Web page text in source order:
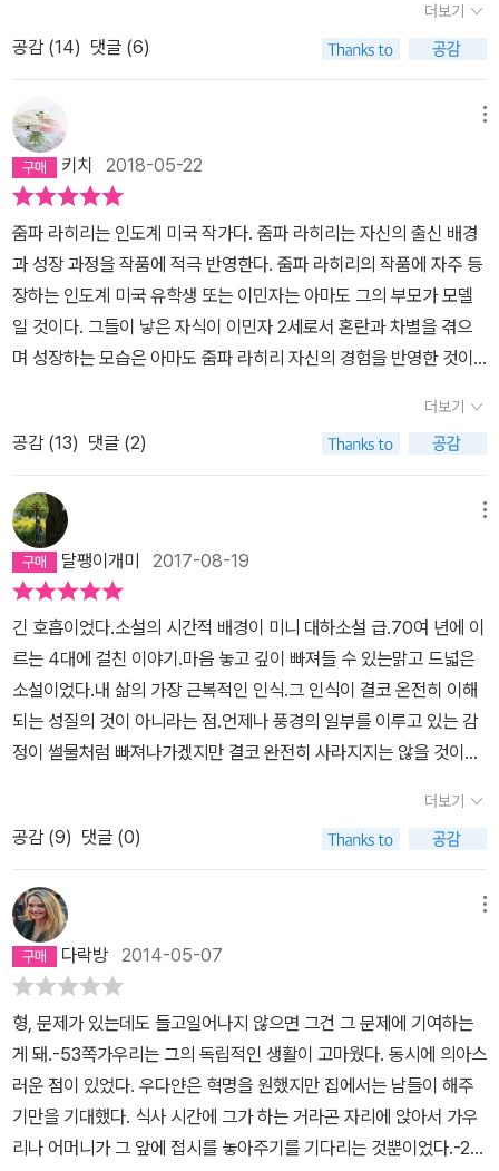
가 집으로 오자 자신의 부모는 가우리를 학대하고 아이가 태어나면
인 매력을 느꼈을 것이다. 아우가 죽자 물론 아우의 아이, 아우의 여자
에 대한 존중과 책임으로 결혼하지만, 그 역시 그녀와의 행복을 꿈꾸
고 있었을지 모른다. 그러나 이른 나이에 씻지 못할 상실을 경험한 그
녀는 형 수바시에게서 마음을 열지 못한다. 사랑하는 사람은 죽고, 아
기는 뱃속에 있었고, 의탁할 곳 없는 그녀가 택할 수 있는 선택은 자신
과의 결혼을 탐탁지 않게 여겼던 죽은 남편의 집에서 차가운 눈총을
받으며 아이를 낳을 때까지 캄캄한 어둠을 견디는 것 뿐이었다. 미국
에서 공부하던 수바시는 아우의 죽음을 전해듣고 죽음 같이 음울한
다. 수바시의 노력으로 가우리를 상실의 늪에서 건져올릴 수는 없다.
그만큼의 시간과 혼자만의 공간이 필요한 것이다. 그녀는 점점 책과
학문의 세계에 빠져든다. 처음에는 수바시가 다니는 대학의 도서관을
이용하다가, 차츰 청강을 하고, 그러다가 진짜 공부를 하게 되고 자신
의 방에서 자신의 세계에만 몰두할 수 있는 세계에 침잠하면서 그녀
의 딸 벨라를 등안시한다. 눈에 넣어도 아프지 않을 딸 아우의 딸이자
자신의 딸이고 또 가우리의 딸이기도 한 벨라를 혼자 두고 강의를 다
니거나 도서관을 다니는 것을 안 수바시는 크게 노하고 처음부터 아
무 것도 아니었던 둘의 사이는 더는 기대할 수 없는 상태로 치닫는다.
<스토너>를 읽을 때 답답했던 것처럼, <저지대>를 읽을 때에도 여자
가 조금만 마음을 열고 노력을 한다면 충분히 행복한 가정을 이룰 수
도 있었을 텐데 안타까운 생각이 들었다. 하지만 여자의 깊은 상실과
신할 수는 없을 인간의 감정을 알기에 여자를 이해할 수도 있었다.어
떠한 전망도 하기 힘든 현재의 순간만이 그녀의 이해의 범위를 벗어
났다. 그것은 자신의 어깨 바로 위처럼 눈에 보이지 않는 사각지대 같
은 것이었다. 시야에 생긴 공백 같은 것이었다. 하지만 미래는 눈에 보
였으며 감긴 실이 풀어지듯 계속 풀려 나갔다. 그녀는 그 미래에 눈을
감고 싶었다. 자기 앞에 놓인 날과 달들이 끝나 버리기를 바랐다. 그러
나 자신의 남은 생애는 계속해서 현재가 되어 나타났고 시간은 끊임
없이 증식했다. 그녀는 자신을 의지와는 반대로 미래를 예상할 수 밖
에 없었다. 그녀에게는 오늘 하루가 다음날로 이어지지 않기를 바라
는 열망이 있었다 .그러나 그것은 다음날로 이어 질 거라는 확신과 결
합된 열망이었다. 그것은 숨을 참고 멈추는 것과 같은 것이었다. 우다
얀이 저지대 속에서 그렇게 하려고 했었던 것처럼. 그럼에도 어떻게
지 목소리가 떨리며 목이 메이신다. 이제는 커다란 복숭아 과수원이
있고 남편은 농사일을 열심히 하며, 든든한 아들이 있다는 결론에 이
르러서는 내가 다 뿌듯했다. 어르신의 삶에서 시집살이와 고된 농사
일을 견딘 시기는 세차게 내리는 폭우처럼 우기였을 것이다. 우기가
끝난 자리에는 빠져 나가지 못하고 고여 있는 물웅덩이가 곰삭은 상
처가 되는 저지대 같은 공간이 있다. 고인 상처는 가슴 한 켠이 아리는
상처가 되어 가끔은 따끔거릴 것이다. 이 책‘저지대(줌파 라히리 저.
마음산책)’는 인도계 미국작가로 첫 소설집‘축복받은 집’이 퓰리처상
을 수상했고,‘보기 드물게 우아하고 침착한 작가’라는 찬사를 받은 줌
파 라히리의 장편소설이다. 마음의 저지대에 고여 있는 과거와 현재
를 넘나드는 두 형제와 그들의 아내였던 한 여자의 이야기이며, 아이
까지 이어지는 4대의 삶을 다룬 대하드라마이다. 책 한 권을 읽었는
데 마치 연작 장편을 읽은 듯한 긴 여정이었다. 인도 캘커타의 중산
층 가정에서 태어난 수바시와 우다얀은 어린 시절을 함께한 형제였지
얀은 열정적이고 이상주의자다. 영국으로부터 독립했지만 빈민과 혼
란이 거듭된 인도의 현실은 형제의 삶을 상반되게 바꾸어 놓았다. 공
부를 하기 위해 미국으로 떠난 수바시는 평범한 대학 시절을 보내며
박사 학위를 취득했다. 혁명가의 삶을 살게 된 우다얀은 부모가 반대
하는 가우리와 결혼을 하고 지하 조직 운동을 하며 불안한 삶을 이어
간다. 결국 우다얀은 부모와 아내가 보는 앞에서 집 근처의 저지대에
서 경찰에게 총살을 당한다. 동생의 죽음으로 인도에 돌아온 수바시
는 부모가 우다얀의 아이를 가진 가우리를 구박하는 것을 알고 그녀
를 자유롭게 해주기 위해 결혼을 하고 함께 미국으로 돌아간다. 가우
가고 딸 벨라와의 관계도 순탄하지 않다. 결국 가우리는 공부를 지속
하기 위해 가족을 버리고 집을 떠나 새로운 삶을 살게 된다. 남겨진 수
바시와 벨라는 가우리로 인해 아픈 상처를 지니고 살아간다. 동생의
갑작스러운 죽음은 형과 아내, 딸, 부모의 삶까지 황폐하게 만들었다.
무미건조한 삶을 사는 수바시와 가우리의 불안한 삶은 읽는 내내 조
마조마했다. 자신의 미래를 위해 가족을 버리고 단절된 삶을 살았던
가우리에게 연민도 생긴다. 가우리의 삶을 통해 현재의 내 삶을 투영
해 본다. 저지대의 트라우마는 시간이 지나면 각자의 방식대로 조금
씩 치유하며 살아갈 것이다. 한 줄기 빛이 보인다. 수바시도 가우리도,
딸 벨라도 새로운 사랑을 해야만 한다.그녀는 우다얀이 없을 때
또다시 자기 자신에 대한 생각에 잠겼다. 책과 함께할때 가장 편안함
을 느끼는 사람이었다. 프레지던시 대학도서관의 천장이 높고 시원한
더보기
공감 (14) 댓글 (6)
키치 2018-05-22
줌파 라히리는 인도계 미국 작가다. 줌파 라히리는 자신의 출신 배경
과 성장 과정을 작품에 적극 반영한다. 줌파 라히리의 작품에 자주 등
장하는 인도계 미국 유학생 또는 이민자는 아마도 그의 부모가 모델
일 것이다. 그들이 낳은 자식이 이민자 2세로서 혼란과 차별을 겪으
며 성장하는 모습은 아마도 줌파 라히리 자신의 경험을 반영한 것이
자 2세의 이야기가 너무 많이 나온다, 지겹다는 생각도 들었는데, 얼
마 전 줌파 라히리의 장편소설 <저지대>를 읽고 그런 생각을 싹 잊었
다. 줌파 라히리의 작품을 모두 읽어본 건 아니지만, 어쩌면 줌파 라히
리가 여전히 하지 않은(또는 못한) 이야기가 있을 수도 있겠다, 그렇
다면 읽어보고 싶다, 아니 읽어야 한다는 생각이 강렬하게 들었다.수
바시와 우다얀은 15개월 터울의 형제다. 제2차 세계대전이 끝나고 이
념 대립이 본격화되던 1940년대에 태어난 이들은 부모님의 사랑과
지원을 듬뿍 받으며 일류 대학에 진학하는 데 성공한다. 문제는 동생
우다얀이 독재 정부에 항거하는 반정부 운동에 가담하면서 발생한다.
수바시는 우수한 성적으로 대학을 졸업해 좋은 직장을 얻고 경제적
안정을 이루고 부모님에게 걱정을 끼치지 않는 것이 최선이라고 믿는
다. 반면 우다얀은 지금 당장 고생하더라도 사회의 변혁을 이루어 못
사는 사람들이 잘 살 수 있는 세상을 만들어야 한다고 믿는다. 결국 수
바시는 미국 유학길에 오르고 우다얀은 취업을 하지 않은 채 정치 운
지만 보면 한국의 전후 문학과 크게 다르지 않아 보인다. 경제적 안정
이 우선이라고 믿는 형과 민주화 운동에 투신한 동생(또는 그 반대)의
갈등은 한국 소설에도 자주 나왔던 설정이다. <저지대>의 장점은 이
야기의 무대가 미국으로 옮겨가면서부터 드러난다. 우다얀이 짧은 생
을 마치자 수바시는 우다얀의 아내 가우리를 미국으로 데려와 살게
한다. 가우리는 수바시의 배려를 사랑으로 받아들이지 못해 괴로워한
다. 수바시가 아버지인 줄 아는, 우다얀과 가우리의 딸 벨라는 자신의
마음 한구석이 항상 허전한 이유를 궁금해한다. 작가는 이들 각각의
시점을 번갈아 보여주면서 한 인간의 존재 또는 부재가 남기는 여파
더보기
공감 (13) 댓글 (2)
달팽이개미 2017-08-19
긴 호흡이었다.소설의 시간적 배경이 미니 대하소설 급.70여 년에 이
르는 4대에 걸친 이야기.마음 놓고 깊이 빠져들 수 있는맑고 드넓은
소설이었다.내 삶의 가장 근복적인 인식.그 인식이 결코 온전히 이해
되는 성질의 것이 아니라는 점.언제나 풍경의 일부를 이루고 있는 감
정이 썰물처럼 빠져나가겠지만 결코 완전히 사라지지는 않을 것이라
게내면을 들여다보게 해 주었다.무엇인가를 잃고 얻고의 반복된 과정
이 삶이라면 어떻게 감내하며 만들어가면 좋을지지혜의 장막을 들춰
엿 본 기분이랄까..˝ 거미는 자신의 실로써 공간의 자유에 이른다.˝
더보기
공감 (9) 댓글 (0)
다락방 2014-05-07
형, 문제가 있는데도 들고일어나지 않으면 그건 그 문제에 기여하는
게 돼.-53쪽가우리는 그의 독립적인 생활이 고마웠다. 동시에 의아스
러운 점이 있었다. 우다얀은 혁명을 원했지만 집에서는 남들이 해주
기만을 기대했다. 식사 시간에 그가 하는 거라곤 자리에 앉아서 가우
리나 어머니가 그 앞에 접시를 놓아주기를 기다리는 것뿐이었다.-20